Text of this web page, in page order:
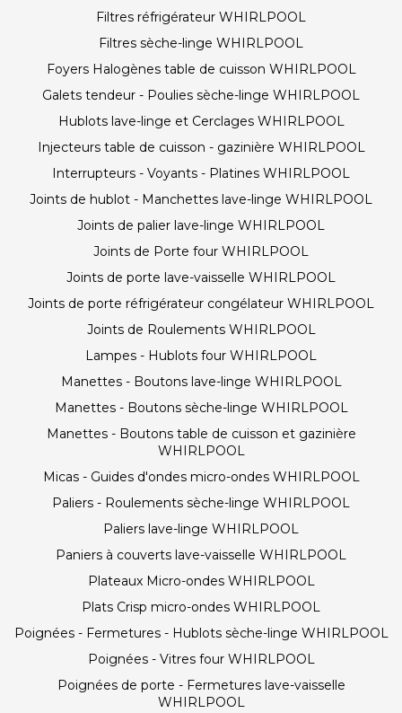
Filtres réfrigérateur WHIRLPOOL
Filtres sèche-linge WHIRLPOOL
Foyers Halogènes table de cuisson WHIRLPOOL
Galets tendeur - Poulies sèche-linge WHIRLPOOL
Hublots lave-linge et Cerclages WHIRLPOOL
Injecteurs table de cuisson - gazinière WHIRLPOOL
Interrupteurs - Voyants - Platines WHIRLPOOL
Joints de hublot - Manchettes lave-linge WHIRLPOOL
Joints de palier lave-linge WHIRLPOOL
Joints de Porte four WHIRLPOOL
Joints de porte lave-vaisselle WHIRLPOOL
Joints de porte réfrigérateur congélateur WHIRLPOOL
Joints de Roulements WHIRLPOOL
Lampes - Hublots four WHIRLPOOL
Manettes - Boutons lave-linge WHIRLPOOL
Manettes - Boutons sèche-linge WHIRLPOOL
Manettes - Boutons table de cuisson et gazinière
WHIRLPOOL
Micas - Guides d'ondes micro-ondes WHIRLPOOL
Paliers - Roulements sèche-linge WHIRLPOOL
Paliers lave-linge WHIRLPOOL
Paniers à couverts lave-vaisselle WHIRLPOOL
Plateaux Micro-ondes WHIRLPOOL
Plats Crisp micro-ondes WHIRLPOOL
Poignées - Fermetures - Hublots sèche-linge WHIRLPOOL
Poignées - Vitres four WHIRLPOOL
Poignées de porte - Fermetures lave-vaisselle
WHIRLPOOL